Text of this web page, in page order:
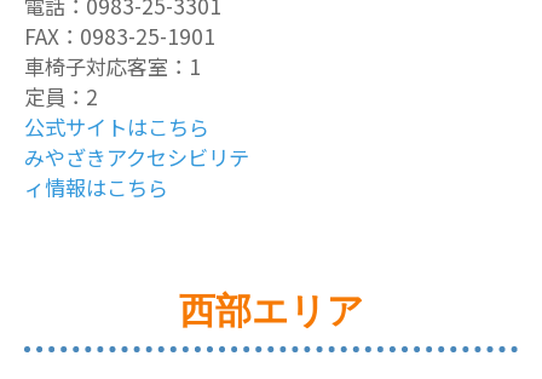
FAX：0983-25-1901
車椅子対応客室：1
定員：2
公式サイトはこちら
みやざきアクセシビリテ
ィ情報はこちら
西部エリア